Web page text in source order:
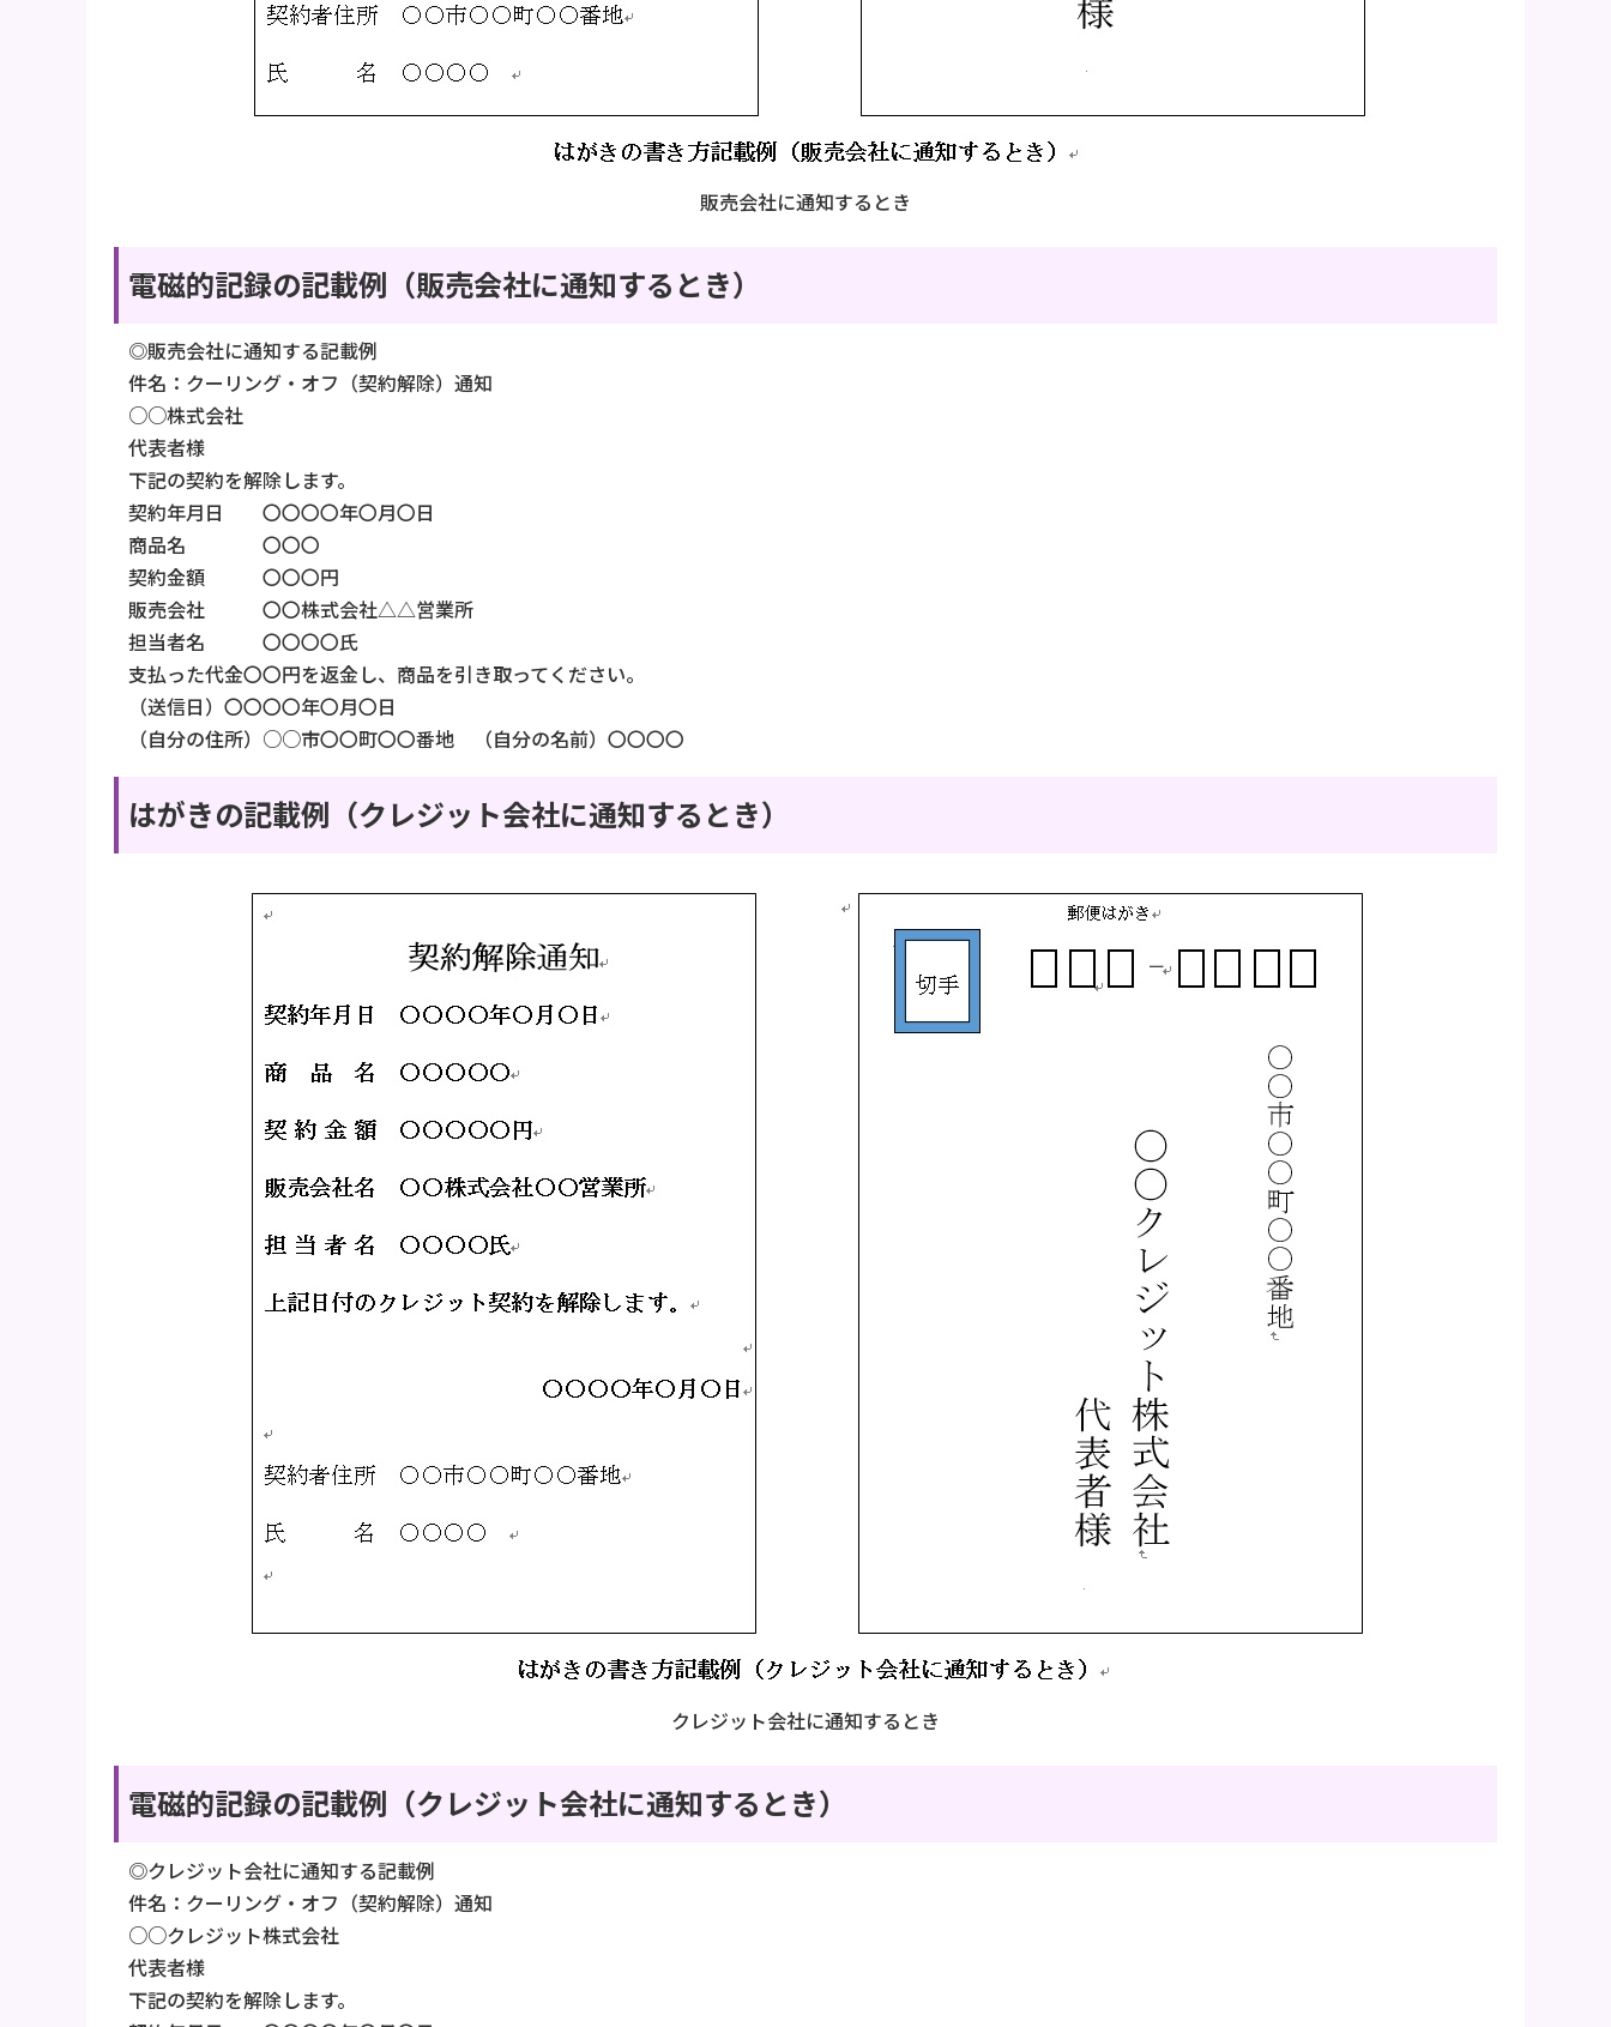
販売会社に通知するとき
電磁的記録の記載例（販売会社に通知するとき）
◎販売会社に通知する記載例
件名：クーリング・オフ（契約解除）通知
○○株式会社
代表者様
下記の契約を解除します。
契約年月日 〇〇〇〇年〇月〇日
商品名 〇〇〇
契約金額 〇〇〇円
販売会社 〇〇株式会社△△営業所
担当者名 〇〇〇〇氏
支払った代金〇〇円を返金し、商品を引き取ってください。
（送信日）〇〇〇〇年〇月〇日
（自分の住所）○○市〇〇町〇〇番地 （自分の名前）〇〇〇〇
はがきの記載例（クレジット会社に通知するとき）
クレジット会社に通知するとき
電磁的記録の記載例（クレジット会社に通知するとき）
◎クレジット会社に通知する記載例
件名：クーリング・オフ（契約解除）通知
○○クレジット株式会社
代表者様
下記の契約を解除します。